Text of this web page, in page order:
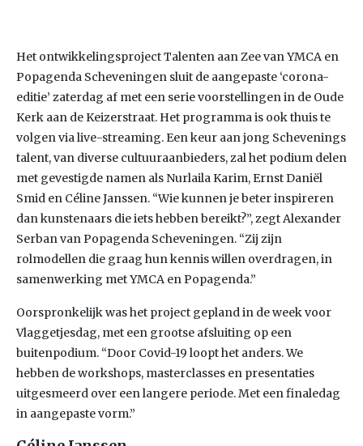
Het ontwikkelingsproject Talenten aan Zee van YMCA en
Popagenda Scheveningen sluit de aangepaste ‘corona-
editie’ zaterdag af met een serie voorstellingen in de Oude
Kerk aan de Keizerstraat. Het programma is ook thuis te
volgen via live-streaming. Een keur aan jong Schevenings
talent, van diverse cultuuraanbieders, zal het podium delen
met gevestigde namen als Nurlaila Karim, Ernst Daniël
Smid en Céline Janssen. “Wie kunnen je beter inspireren
dan kunstenaars die iets hebben bereikt?”, zegt Alexander
Serban van Popagenda Scheveningen. “Zij zijn
rolmodellen die graag hun kennis willen overdragen, in
samenwerking met YMCA en Popagenda.”
Oorspronkelijk was het project gepland in de week voor
Vlaggetjesdag, met een grootse afsluiting op een
buitenpodium. “Door Covid-19 loopt het anders. We
hebben de workshops, masterclasses en presentaties
uitgesmeerd over een langere periode. Met een finaledag
in aangepaste vorm.”